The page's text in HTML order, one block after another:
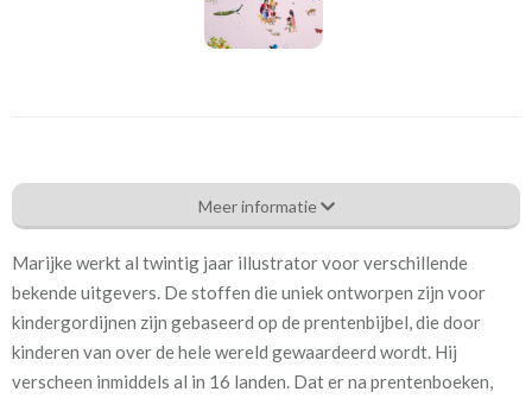
Mtc_[F-11] Jesus the good shepherd groen
Eigenschappen gordijnstof
Artikelnummer
shepherd groen
Patroon: 64 cm
Meer informatie
Marijke werkt al twintig jaar illustrator voor verschillende
bekende uitgevers. De stoffen die uniek ontworpen zijn voor
kindergordijnen zijn gebaseerd op de prentenbijbel, die door
kinderen van over de hele wereld gewaardeerd wordt. Hij
verscheen inmiddels al in 16 landen. Dat er na prentenboeken,